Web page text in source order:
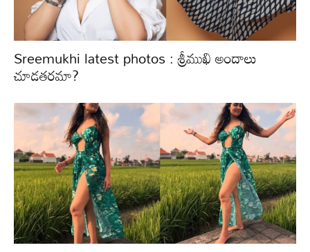
Sreemukhi latest photos : శ్రీముఖి అందాలు
చూడతరమా?